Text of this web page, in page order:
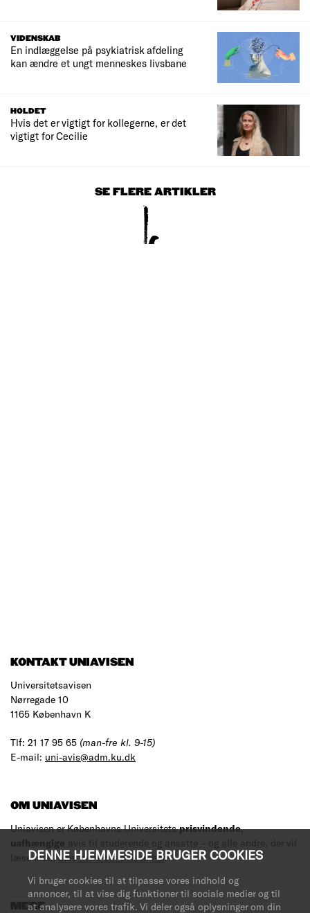
DENNE HJEMMESIDE BRUGER COOKIES
Vi bruger cookies til at tilpasse vores indhold og
annoncer, til at vise dig funktioner til sociale medier og til
at analysere vores trafik. Vi deler også oplysninger om din
VIDENSKAB
En indlæggelse på psykiatrisk afdeling
kan ændre et ungt menneskes livsbane
HOLDET
Hvis det er vigtigt for kollegerne, er det
vigtigt for Cecilie
SE FLERE ARTIKLER
KONTAKT UNIAVISEN
Universitetsavisen
Nørregade 10
1165 København K
Tlf: 21 17 95 65 (man-fre kl. 9-15)
E-mail: uni-avis@adm.ku.dk
OM UNIAVISEN
Uniavisen er Københavns Universitetsprisvindende,
uafhængige avis til studerende og ansatte – og alle andre, der vil
læse med.Læs mere om avisen her.
MERE